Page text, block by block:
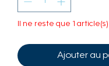
Il ne reste que 1
Ajouter au